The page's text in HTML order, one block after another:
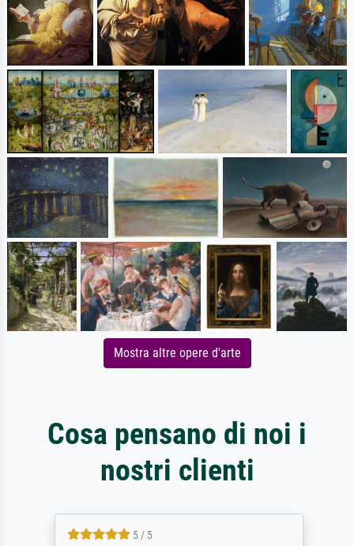
Mostra altre opere d'arte
Cosa pensano di noi i
nostri clienti
5 / 5